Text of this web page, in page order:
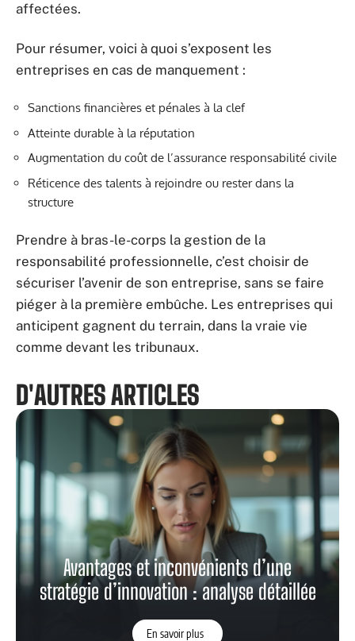
affectées.
Pour résumer, voici à quoi s’exposent les
entreprises en cas de manquement :
Sanctions financières et pénales à la clef
Atteinte durable à la réputation
Augmentation du coût de l’assurance responsabilité civile
Réticence des talents à rejoindre ou rester dans la
structure
Prendre à bras-le-corps la gestion de la
responsabilité professionnelle, c’est choisir de
sécuriser l’avenir de son entreprise, sans se faire
piéger à la première embûche. Les entreprises qui
anticipent gagnent du terrain, dans la vraie vie
comme devant les tribunaux.
D'AUTRES ARTICLES
Avantages et inconvénients d’une
stratégie d’innovation : analyse détaillée
En savoir plus